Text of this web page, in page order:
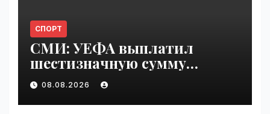
СПОРТ
СМИ: УЕФА выплатил
шестизначную сумму
любовнице Инфантино |
VseTime.ru
08.08.2026